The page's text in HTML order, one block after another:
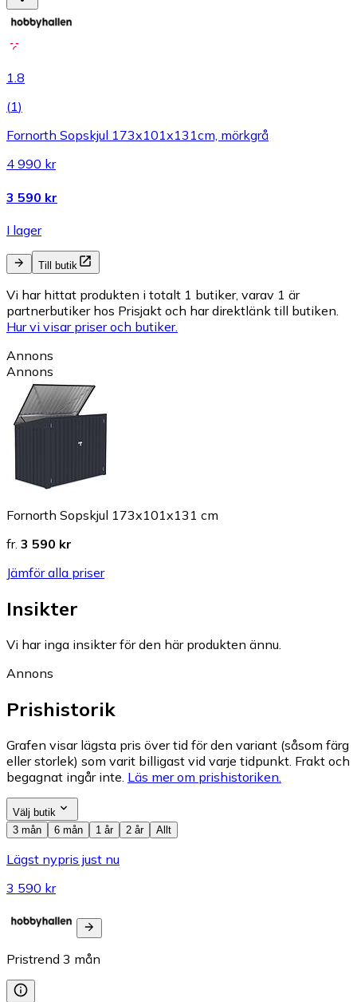
1.8
(1)
Fornorth Sopskjul 173x101x131cm, mörkgrå
4 990 kr
3 590 kr
I lager
Till butik
Vi har hittat produkten i totalt 1 butiker, varav 1 är
partnerbutiker hos Prisjakt och har direktlänk till butiken.
Hur vi visar priser och butiker.
Annons
Annons
Fornorth Sopskjul 173x101x131 cm
fr. 3 590 kr
Jämför alla priser
Insikter
Vi har inga insikter för den här produkten ännu.
Annons
Prishistorik
Grafen visar lägsta pris över tid för den variant (såsom färg
eller storlek) som varit billigast vid varje tidpunkt. Frakt och
begagnat ingår inte. Läs mer om prishistoriken.
Välj butik
3 mån
6 mån 1 år 2 år Allt
Lägst nypris just nu
3 590 kr
Pristrend 3 mån